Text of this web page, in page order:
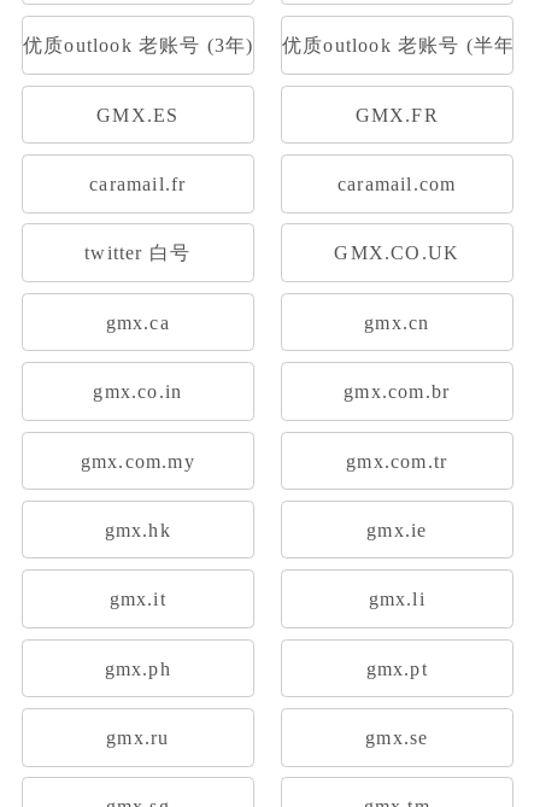
优质outlook 老账号 (3年) 优质outlook 老账号 (半年)
GMX.ES GMX.FR
caramail.fr caramail.com
twitter 白号 GMX.CO.UK
gmx.ca gmx.cn
gmx.co.in gmx.com.br
gmx.com.my gmx.com.tr
gmx.hk gmx.ie
gmx.it gmx.li
gmx.ph gmx.pt
gmx.ru gmx.se